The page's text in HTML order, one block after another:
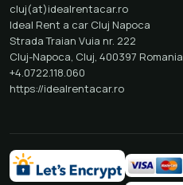
cluj(at)idealrentacar.ro
Ideal Rent a car Cluj Napoca
Strada Traian Vuia nr. 222
Cluj-Napoca, Cluj, 400397 Romania
+4.0722.118.060
https://idealrentacar.ro